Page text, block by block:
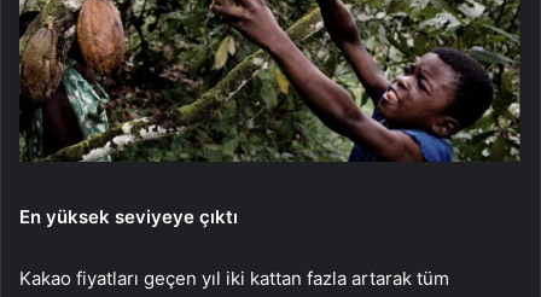
En yüksek seviyeye çıktı
Kakao fiyatları geçen yıl iki kattan fazla artarak tüm